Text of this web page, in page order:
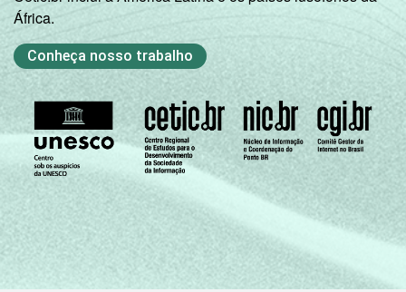
África.
Conheça nosso trabalho